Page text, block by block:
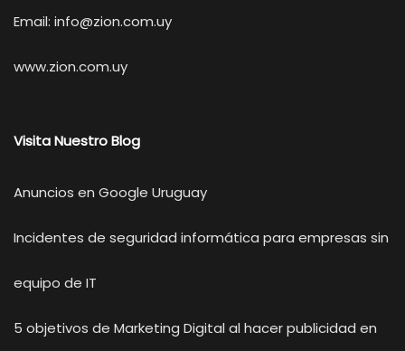
Email: info@zion.com.uy
www.zion.com.uy
Visita Nuestro Blog
Anuncios en Google Uruguay
Incidentes de seguridad informática para empresas sin
equipo de IT
5 objetivos de Marketing Digital al hacer publicidad en